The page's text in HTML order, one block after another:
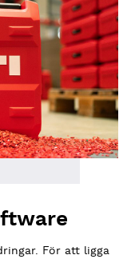
För att ligga